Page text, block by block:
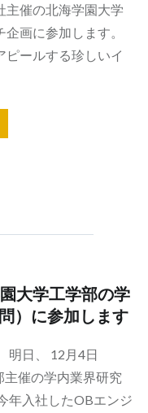
主催の北海学園大学
画に参加します。
ールする珍しいイ
大学工学部の学
）に参加します
明日、 12月4日
催の学内業界研究
年入社したOBエンジ